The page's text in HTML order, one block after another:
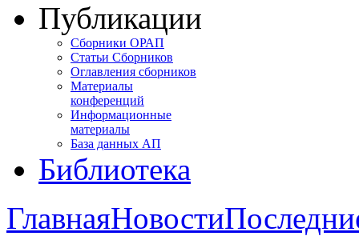
Публикации
Сборники ОРАП
Статьи Сборников
Оглавления сборников
Материалы
конференций
Информационные
материалы
База данных АП
Библиотека
ГлавнаяНовости